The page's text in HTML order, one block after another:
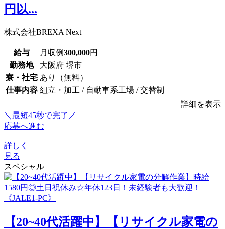
円以...
株式会社BREXA Next
給与 月収例300,000円
勤務地
大阪府 堺市
寮・社宅 あり（無料）
仕事内容 組立・加工 / 自動車系工場 / 交替制
詳細を表示
＼最短45秒で完了／
応募へ進む
詳しく
見る
スペシャル
【20~40代活躍中】【リサイクル家電の